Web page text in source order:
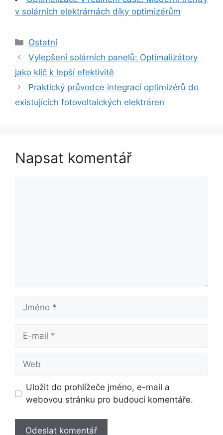
v solárních elektrárnách díky optimizérům
Rubriky
Ostatní
Vylepšení solárních panelů: Optimalizátory
jako klíč k lepší efektivitě
Praktický průvodce integrací optimizérů do
existujících fotovoltaických elektráren
Napsat komentář
Jméno
Web
Uložit do prohlížeče jméno, e-mail a
webovou stránku pro budoucí komentáře.